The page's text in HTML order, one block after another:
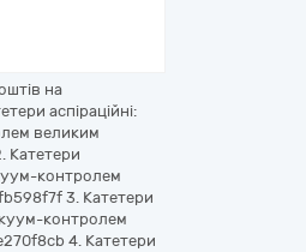
на
аспіраційні:
великим
Катетери
контролем
3. Катетери
контролем
4. Катетери